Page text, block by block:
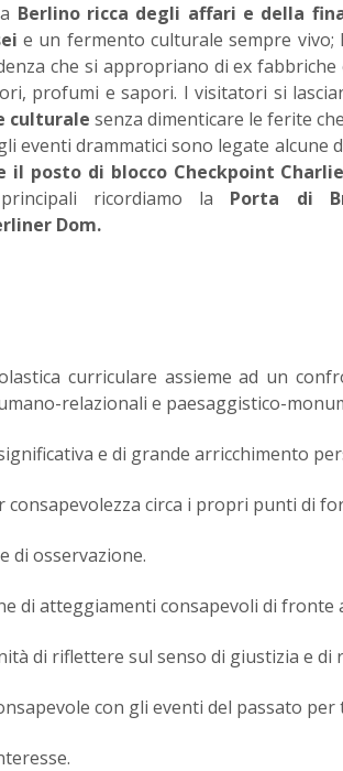
Berlino ricca degli affari e della
e un fermento culturale sempre vivo;
che si appropriano di ex fabbriche
profumi e sapori. I visitatori si
culturale senza dimenticare le ferite
eventi drammatici sono legate
il posto di blocco Checkpoint Charlie
ricordiamo la Porta di
Dom.
curriculare assieme ad un
relazionali e paesaggistico-
e di grande arricchimento
consapevolezza circa i propri punti di
di osservazione.
di atteggiamenti consapevoli di fronte
di riflettere sul senso di giustizia e di
con gli eventi del passato